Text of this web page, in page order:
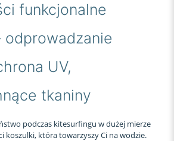
funkcjonalne
odprowadzanie
UV,
tkaniny
podczas kitesurfingu w dużej mierze
koszulki, która towarzyszy Ci na wodzie.